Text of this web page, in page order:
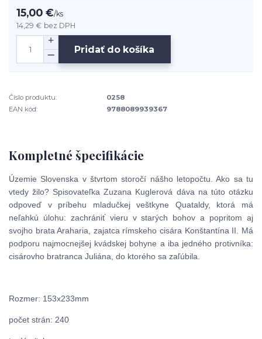
15,00 €/ks
14,29 € bez DPH
Pridať do košíka
Číslo produktu:
0258
EAN kód:
9788089939367
Kompletné špecifikácie
Územie Slovenska v štvrtom storočí nášho letopočtu. Ako sa tu
vtedy žilo? Spisovateľka Zuzana Kuglerová dáva na túto otázku
odpoveď v príbehu mladučkej veštkyne Quataldy, ktorá má
neľahkú úlohu: zachrániť vieru v starých bohov a popritom aj
svojho brata Araharia, zajatca rímskeho cisára Konštantína II. Má
podporu najmocnejšej kvádskej bohyne a iba jedného protivníka:
cisárovho bratranca Juliána, do ktorého sa zaľúbila.
Rozmer: 153x233mm
počet strán: 240